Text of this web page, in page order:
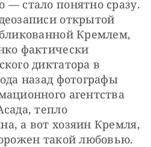
стало понятно сразу.
открытой
Кремлем,
фактически
диктатора в
назад фотографы
агентства
тепло
а вот хозяин Кремля,
такой любовью.